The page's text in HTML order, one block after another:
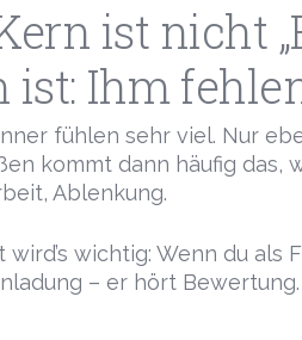
ist nicht
ist: Ihm
fühlen sehr viel. Nur
kommt dann häufig das,
Ablenkung.
wird’s wichtig: Wenn du als
– er hört